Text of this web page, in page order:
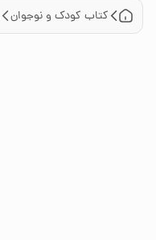
کتاب کودک و نوجوان